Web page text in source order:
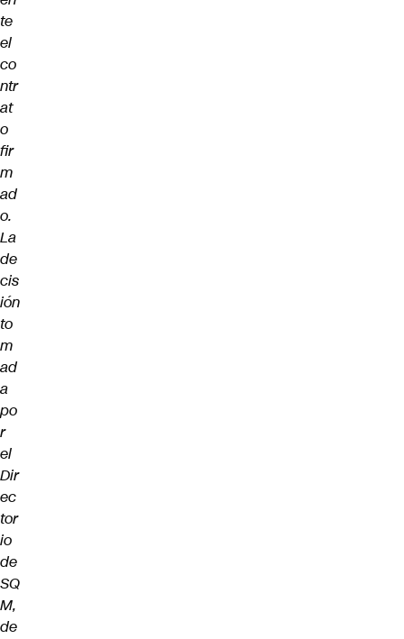
te
el
co
ntr
at
o
fir
m
ad
o.
La
de
cis
ión
to
m
ad
a
po
r
el
Dir
ec
tor
io
de
SQ
M,
de